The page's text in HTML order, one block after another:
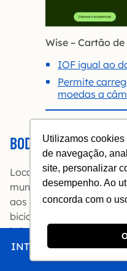
Utilizamos
de navegação,
site, personalizar
desempenho. Ao
concorda com o
INTRO CHEGAR
Wise – Cartão
IOF igual ao
Permite
moedas a
BODEGA SPINOGLIO
Localizada a 22 km de
município de
aos vinhedos e à cave,
bicicletas para quem
brinquedos para